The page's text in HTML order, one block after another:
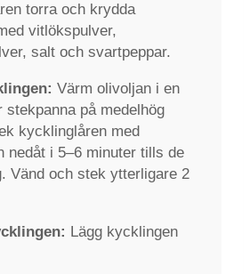
torra och krydda
vitlökspulver,
salt och svartpeppar.
Värm olivoljan i en
stekpanna på medelhög
kycklinglåren med
nedåt i 5–6 minuter tills de
Vänd och stek ytterligare 2
Lägg kycklingen